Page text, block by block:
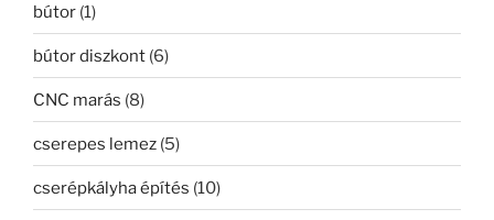
bútor (1)
bútor diszkont (6)
CNC marás (8)
cserepes lemez (5)
cserépkályha építés (10)